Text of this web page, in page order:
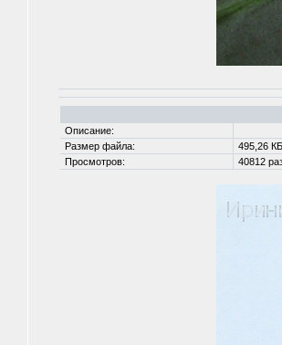
Описание:
Размер файла:
495,26 КБ
Просмотров:
40812